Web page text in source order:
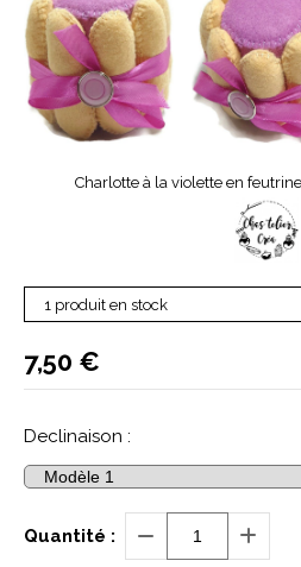
Charlotte à la violette en
Declinaison :
1 produit en stock
7,50 €
Quantité :